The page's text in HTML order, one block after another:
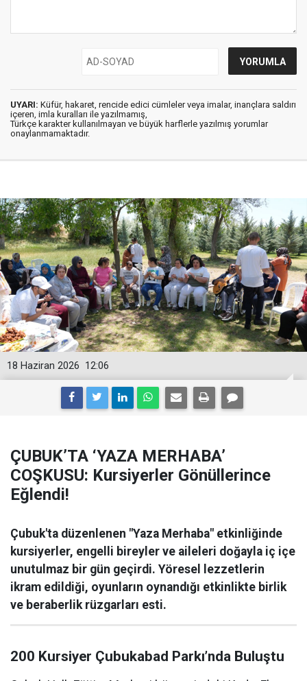
UYARI: Küfür, hakaret, rencide edici cümleler veya imalar, inançlara saldırı
içeren, imla kuralları ile yazılmamış,
Türkçe karakter kullanılmayan ve büyük harflerle yazılmış yorumlar
onaylanmamaktadır.
12:06
18 Haziran 2026
ÇUBUK’TA ‘YAZA MERHABA’
COŞKUSU: Kursiyerler Gönüllerince
Eğlendi!
Çubuk'ta düzenlenen "Yaza Merhaba" etkinliğinde
kursiyerler, engelli bireyler ve aileleri doğayla iç içe
unutulmaz bir gün geçirdi. Yöresel lezzetlerin
ikram edildiği, oyunların oynandığı etkinlikte birlik
ve beraberlik rüzgarları esti.
200 Kursiyer Çubukabad Parkı’nda Buluştu